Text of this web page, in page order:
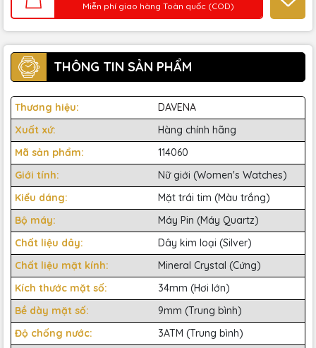
Miễn phí giao hàng Toàn quốc (COD)
THÔNG TIN SẢN PHẨM
Thương hiệu:
DAVENA
Xuất xứ:
Hàng chính hãng
Mã sản phẩm:
114060
Giới tính:
Nữ giới (Women's Watches)
Kiểu dáng:
Mặt trái tim (Màu trắng)
Bộ máy:
Máy Pin (Máy Quartz)
Chất liệu dây:
Dây kim loại (Silver)
Chất liệu mặt kính:
Mineral Crystal (Cứng)
Kích thước mặt số:
34mm (Hơi lớn)
Bề dày mặt số:
9mm (Trung bình)
Độ chống nước:
3ATM (Trung bình)